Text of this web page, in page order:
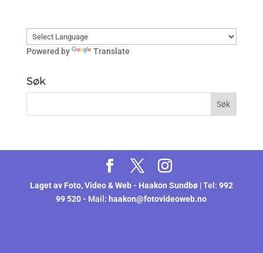
Powered by Translate
Søk
Laget av Foto, Video & Web - Haakon Sundbø| Tel: 992
99 520 - Mail: haakon@fotovideoweb.no